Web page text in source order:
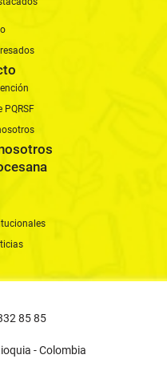
PQRSF
85 85
- Colombia